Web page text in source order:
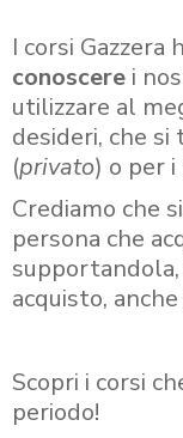
I corsi Gazzera
conoscere i
utilizzare al
desideri, che
(privato) o per
Crediamo che
persona che
acquisto,
Scopri i corsi
periodo!